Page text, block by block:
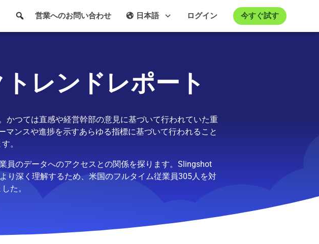
今すぐ試す
ログイン
日本語
営業へのお問い合わせ
レンドレポート
つては直感や経営幹部の意見に基づいて行われていた重
ンスや進捗を示すあらゆる指標に基づいて行われること
。
員のデータへのアクセスとの関係を探ります。Slingshot
り深く理解するため、米国のフルタイム従業員305人を対
た。